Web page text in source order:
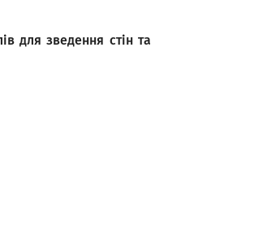
для зведення стін та